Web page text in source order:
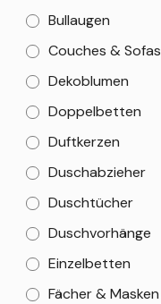
Bullaugen
Couches & Sofas
Dekoblumen
Doppelbetten
Duftkerzen
Duschabzieher
Duschtücher
Duschvorhänge
Einzelbetten
Fächer & Masken